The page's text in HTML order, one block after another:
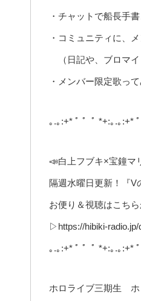
・チャットで船長手
・コミュニティに、
（日記や、ブロマイ
・メンバー限定歌っ
｡.｡:+* ﾟ ゜ﾟ *+:｡.｡:+*
📣白上フブキ×宝鐘マ
隔週水曜日更新！『V
お便り＆視聴はこち
▷https://hibiki-
｡.｡:+* ﾟ ゜ﾟ *+:｡.｡:+*
ホロライブ三期生 ホ